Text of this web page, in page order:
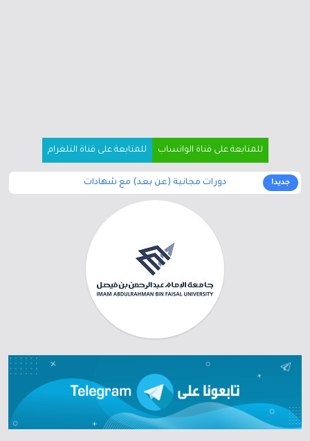
للمتابعة على قناة الواتساب للمتابعة على قناة التلغرام
جديد! دورات مجانية (عن بعد) مع شهادات